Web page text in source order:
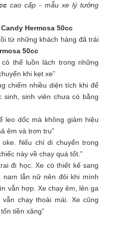
cao cấp - mẫu xe lý tưởng
Hermosa 50cc
từ những khách hàng đã trải
50cc
thể luồn lách trong những
khi kẹt xe”
chiếm nhiều diện tích khi để
sinh viên chưa có bằng
leo dốc mà không giảm hiệu
êm và trơn tru”
Nếu chỉ di chuyển trong
này về chạy quá tốt.”
đi học. Xe có thiết kế sang
lẫn nữ nên đôi khi mình
vẫn hợp. Xe chạy êm, lên ga
chạy thoải mái. Xe cũng
tiền xăng”